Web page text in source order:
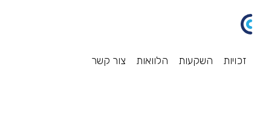
זכויות השקעות הלוואות צור קשר